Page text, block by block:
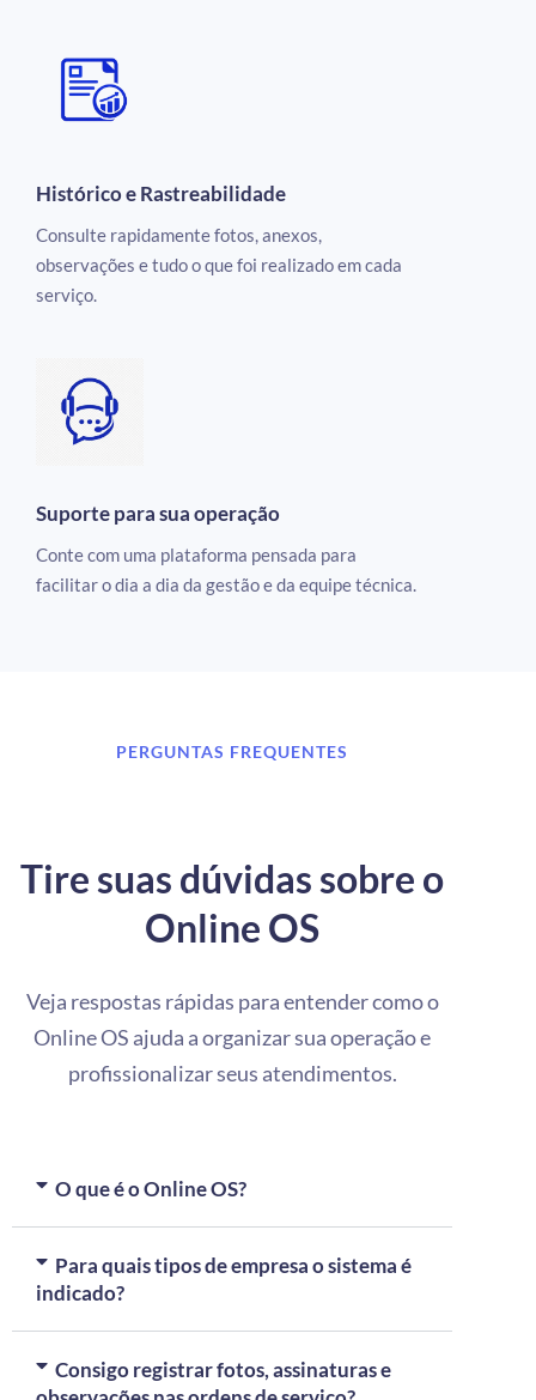
Histórico e Rastreabilidade
Consulte rapidamente fotos, anexos,
observações e tudo o que foi realizado em cada
serviço.
Suporte para sua operação
Conte com uma plataforma pensada para
facilitar o dia a dia da gestão e da equipe técnica.
PERGUNTAS FREQUENTES
Tire suas dúvidas sobre o
Online OS
Veja respostas rápidas para entender como o
Online OS ajuda a organizar sua operação e
profissionalizar seus atendimentos.
O que é o Online OS?
Para quais tipos de empresa o sistema é
indicado?
Consigo registrar fotos, assinaturas e